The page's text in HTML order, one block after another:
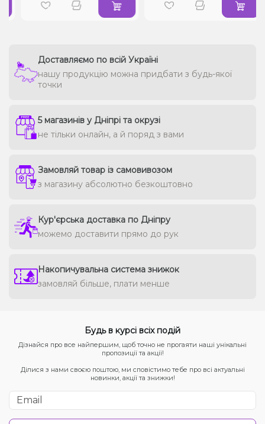
Доставляємо по всій Україні
нашу продукцію можна придбати з будь-якої
точки
5 магазинів у Дніпрі та окрузі
не тільки онлайн, а й поряд з вами
Замовляй товар із самовивозом
з магазину абсолютно безкоштовно
Кур'єрська доставка по Дніпру
можемо доставити прямо до рук
Накопичувальна система знижок
замовляй більше, плати менше
Будь в курсі всіх подій
Дізнайся про все найпершим, щоб точно не прогаяти наші унікальні
пропозиції та акції!
Ділися з нами своєю поштою, ми сповістимо тебе про всі актуальні
новинки, акції та знижки!